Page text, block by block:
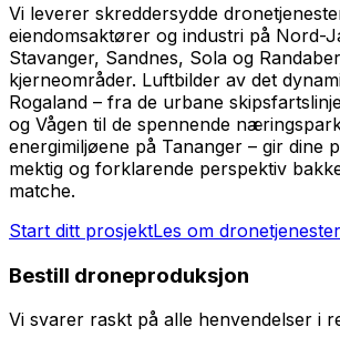
Vi leverer skreddersydde
eiendomsaktører og industri på Nord-
Stavanger, Sandnes, Sola og
kjerneområder. Luftbilder av det
Rogaland – fra de urbane
og Vågen til de spennende
energimiljøene på Tananger – gir dine
mektig og forklarende perspektiv
matche.
Start ditt prosjektLes om dronetjenester
Bestill droneproduksjon
Vi svarer raskt på alle henvendelser i